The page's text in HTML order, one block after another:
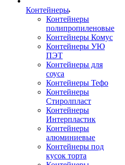
Контейнеры
Контейнеры
полипропиленовые
Контейнеры Комус
Контейнеры УЮ
ПЭТ
Контейнеры для
соуса
Контейнеры Тефо
Контейнеры
Стиролпласт
Контейнеры
Интерпластик
Контейнеры
алюминиевые
Контейнеры под
кусок торта